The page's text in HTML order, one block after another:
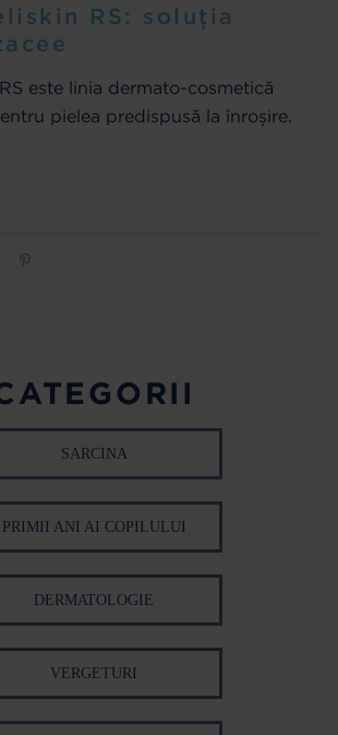
RS: soluția
este linia dermato-cosmetică
pielea predispusă la înroșire.
SARCINA
PRIMII ANI AI COPILULUI
DERMATOLOGIE
VERGETURI